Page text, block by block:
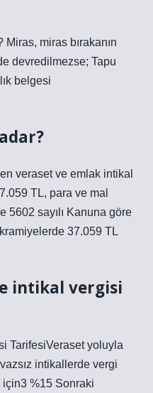
miras bırakanın
devredilmezse; Tapu
belgesi
veraset ve emlak intikal
TL, para ve mal
5602 sayılı Kanuna göre
37.059 TL
intikal vergisi
TarifesiVeraset yoluyla
intikallerde vergi
için3 %15 Sonraki